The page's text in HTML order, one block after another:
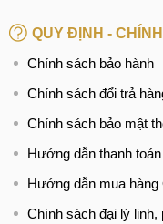
cho bề mặt camera.
Để tránh hỏng
XS Max với nhiệt độ
lửa, hoặc nhiệt độ
túi riêng để tránh
hay các đồ vật khác
camera.
QUY ĐỊNH -
Chính sách bảo hành
Chính sách đổi trả
Chính sách bảo mật
Hướng dẫn thanh toán
Hướng dẫn mua hàng
Chính sách đại lý linh,